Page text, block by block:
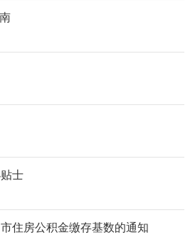
士
住房公积金缴存基数的通知